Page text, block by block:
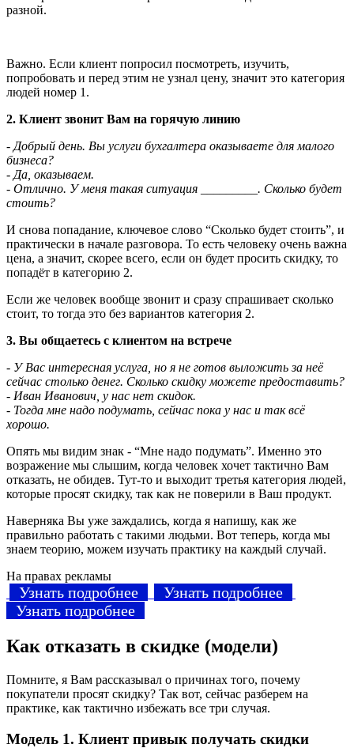
разной.
Важно. Если клиент попросил посмотреть, изучить,
попробовать и перед этим не узнал цену, значит это категория
людей номер 1.
2. Клиент звонит Вам на горячую линию
- Добрый день. Вы услуги бухгалтера оказываете для малого
бизнеса?
- Да, оказываем.
- Отлично. У меня такая ситуация _________. Сколько будет
стоить?
И снова попадание, ключевое слово “Сколько будет стоить”, и
практически в начале разговора. То есть человеку очень важна
цена, а значит, скорее всего, если он будет просить скидку, то
попадёт в категорию 2.
Если же человек вообще звонит и сразу спрашивает сколько
стоит, то тогда это без вариантов категория 2.
3. Вы общаетесь с клиентом на встрече
- У Вас интересная услуга, но я не готов выложить за неё
сейчас столько денег. Сколько скидку можете предоставить?
- Иван Иванович, у нас нет скидок.
- Тогда мне надо подумать, сейчас пока у нас и так всё
хорошо.
Опять мы видим знак - “Мне надо подумать”. Именно это
возражение мы слышим, когда человек хочет тактично Вам
отказать, не обидев. Тут-то и выходит третья категория людей,
которые просят скидку, так как не поверили в Ваш продукт.
Наверняка Вы уже заждались, когда я напишу, как же
правильно работать с такими людьми. Вот теперь, когда мы
знаем теорию, можем изучать практику на каждый случай.
На правах рекламы
Узнать подробнее
Узнать подробнее
Узнать подробнее
Как отказать в скидке (модели)
Помните, я Вам рассказывал о причинах того, почему
покупатели просят скидку? Так вот, сейчас разберем на
практике, как тактично избежать все три случая.
Модель 1. Клиент привык получать скидки